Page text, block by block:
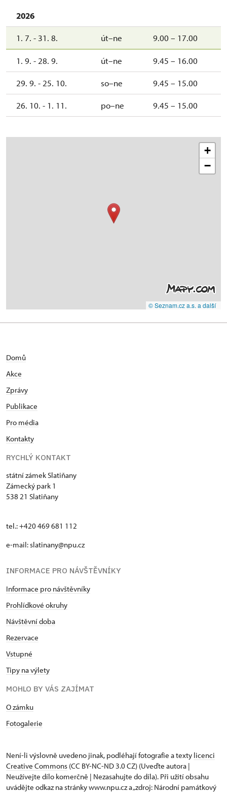
2026
1. 7. - 31. 8. út–ne 9.00 – 17.00
1. 9. - 28. 9. út–ne 9.45 – 16.00
29. 9. - 25. 10. so–ne 9.45 – 15.00
26. 10. - 1. 11. po–ne 9.45 – 15.00
+
−
© Seznam.cz a.s. a další
Domů
Akce
Zprávy
Publikace
Pro média
Kontakty
RYCHLÝ KONTAKT
státní zámek Slatiňany
Zámecký park 1
538 21 Slatiňany
tel.: +420 469 681 112
e-mail: slatinany@npu.cz
INFORMACE PRO NÁVŠTĚVNÍKY
Informace pro návštěvníky
Prohlídkové okruhy
Návštěvní doba
Rezervace
Vstupné
Tipy na výlety
MOHLO BY VÁS ZAJÍMAT
O zámku
Fotogalerie
Není-li výslovně uvedeno jinak, podléhají fotografie a texty licenci
Creative Commons (CC BY-NC-ND 3.0 CZ) (Uveďte autora |
Neužívejte dílo komerčně | Nezasahujte do díla). Při užití obsahu
uvádějte odkaz na stránky www.npu.cz a „zdroj: Národní památkový